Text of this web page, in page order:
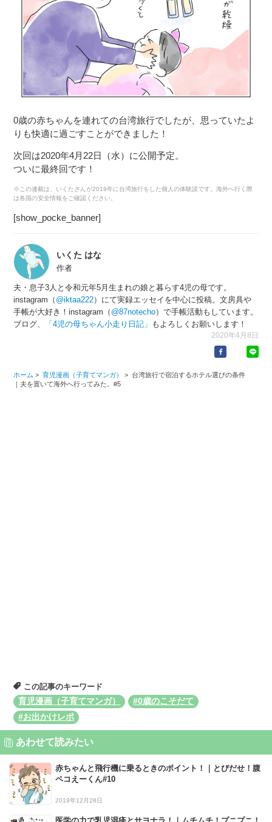
0歳の赤ちゃんを連れての台湾旅行でしたが、思っていたよ
りも快適に過ごすことができました！
次回は2020年4月22日（水）に公開予定。
ついに最終回です！
※この連載は、いくたさんが2019年に台湾旅行をした個人の体験談です。海外へ行く際
は各国の安全情報をご確認ください。
[show_pocke_banner]
いくた はな
作者
夫・息子3人と令和元年5月生まれの娘と暮らす4児の母です。
instagram（ @iktaa222）にて実録エッセイを中心に投稿。文房具や
手帳が大好き！instagram（ @87notecho）で手帳活動もしています。
ブログ、
「4児の母ちゃん小走り日記」 もよろしくお願いします！
2020年4月8日
ホーム > 育児漫画（子育てマンガ） > 台湾旅行で宿泊するホテル選びの条件
｜夫を置いて海外へ行ってみた。#5
この記事のキーワード
育児漫画（子育てマンガ）
#0歳のこそだて
#お出かけレポ
あわせて読みたい
赤ちゃんと飛行機に乗るときのポイント！｜とびだせ！腹
ペコえーくん#10
2019年12月28日